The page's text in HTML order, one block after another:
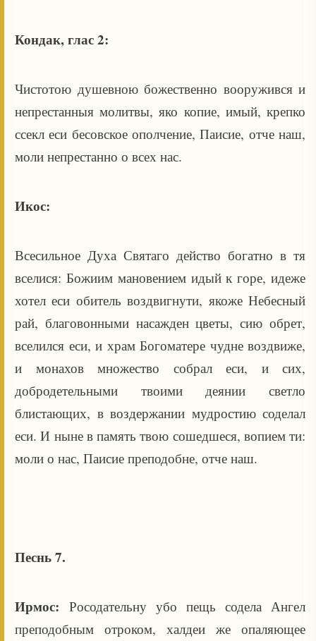
Кондак, глас 2:
Чистотою душевною божественно вооружився и
непрестанныя молитвы, яко копие, имый, крепко
ссекл еси бесовское ополчение, Паисие, отче наш,
моли непрестанно о всех нас.
Икос:
Всесильное Духа Святаго действо богатно в тя
вселися: Божиим мановением идый к горе, идеже
хотел еси обитель воздвигнути, якоже Небесный
рай, благовонными насажден цветы, сию обрет,
вселился еси, и храм Богоматере чудне воздвиже,
и монахов множество собрал еси, и сих,
добродетельными твоими деянии светло
блистающих, в воздержании мудростию соделал
еси. И ныне в память твою сошедшеся, вопием ти:
моли о нас, Паисие преподобне, отче наш.
Песнь 7.
Ирмос: Росодательну убо пещь содела Ангел
преподобным отроком, халдеи же опаляющее